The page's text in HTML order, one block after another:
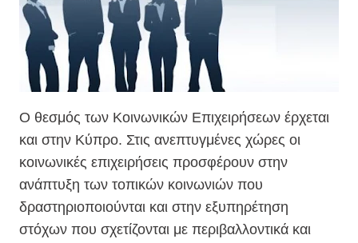
Ο θεσμός των Κοινωνικών Επιχειρήσεων έρχεται
και στην Κύπρο. Στις ανεπτυγμένες χώρες οι
κοινωνικές επιχειρήσεις προσφέρουν στην
ανάπτυξη των τοπικών κοινωνιών που
δραστηριοποιούνται και στην εξυπηρέτηση
στόχων που σχετίζονται με περιβαλλοντικά και